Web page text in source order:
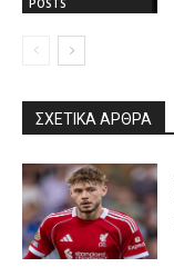
POSTS
ΣΧΕΤΙΚΆ ΆΡΘΡΑ